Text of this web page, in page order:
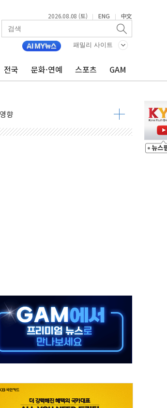
2026.08.08 (토) | ENG | 中文
패밀리 사이트
전국 문화·연예 스포츠 GAM
600 지수는 나흘 연속 최고치